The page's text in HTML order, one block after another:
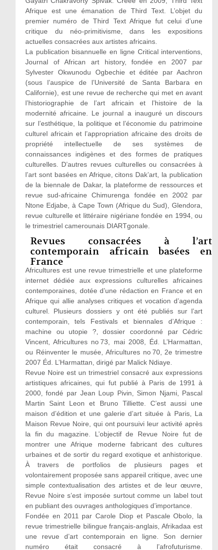
Afrique est une émanation de Third Text. L’objet du
premier numéro de Third Text Afrique fut celui d’une
critique du néo-primitivisme, dans les expositions
actuelles consacrées aux artistes africains.
La publication bisannuelle en ligne Critical interventions,
Journal of African art history, fondée en 2007 par
Sylvester Okwunodu Ogbechie et éditée par Aachron
(sous l’auspice de l’Université de Santa Barbara en
Californie), est une revue de recherche qui met en avant
l’historiographie de l’art africain et l’histoire de la
modernité africaine. Le journal a inauguré un discours
sur l’esthétique, la politique et l’économie du patrimoine
culturel africain et l’appropriation africaine des droits de
propriété intellectuelle de ses systèmes de
connaissances indigènes et des formes de pratiques
culturelles. D’autres revues culturelles ou consacrées à
l’art sont basées en Afrique, citons Dak’art, la publication
de la biennale de Dakar, la plateforme de ressources et
revue sud-africaine Chimurenga fondée en 2002 par
Ntone Edjabe, à Cape Town (Afrique du Sud), Glendora,
revue culturelle et littéraire nigériane fondée en 1994, ou
le trimestriel camerounais DIARTgonale.
Revues consacrées à l’art
contemporain africain basées en
France
Africultures est une revue trimestrielle et une plateforme
internet dédiée aux expressions culturelles africaines
contemporaines, dotée d’une rédaction en France et en
Afrique qui allie analyses critiques et vocation d’agenda
culturel. Plusieurs dossiers y ont été publiés sur l’art
contemporain, tels Festivals et biennales d’Afrique :
machine ou utopie ?, dossier coordonné par Cédric
Vincent, Africultures no 73, mai 2008, Éd. L’Harmattan,
ou Réinventer le musée, Africultures no 70, 2e trimestre
2007 Éd. L’Harmattan, dirigé par Malick Ndiaye.
Revue Noire est un trimestriel consacré aux expressions
artistiques africaines, qui fut publié à Paris de 1991 à
2000, fondé par Jean Loup Pivin, Simon Njami, Pascal
Martin Saint Leon et Bruno Tilliette. C’est aussi une
maison d’édition et une galerie d’art située à Paris, La
Maison Revue Noire, qui ont poursuivi leur activité après
la fin du magazine. L’objectif de Revue Noire fut de
montrer une Afrique moderne fabricant des cultures
urbaines et de sortir du regard exotique et anhistorique.
À travers de portfolios de plusieurs pages et
volontairement proposée sans appareil critique, avec une
simple contextualisation des artistes et de leur œuvre,
Revue Noire s’est imposée surtout comme un label tout
en publiant des ouvrages anthologiques d’importance.
Fondée en 2011 par Carole Diop et Pascale Obolo, la
revue trimestrielle bilingue français-anglais, Afrikadaa est
une revue d’art contemporain en ligne. Son dernier
numéro était consacré à l’afrofuturisme.